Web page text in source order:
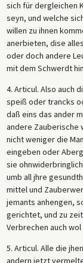
sich für dergleichen
seyn, und welche
willen zu ihnen
anerbieten, dise
oder doch andere
mit dem Schwerdt
4. Articul. Also auch
speiß oder trancks
daß eins das ander
andere Zauberische
nicht weniger die
eingeben oder
sie
umb all jhre
mittel und
jemants anhengen,
gerichtet, und zu
Verbrechen auch
5. Articul. Alle die
andern jetzt